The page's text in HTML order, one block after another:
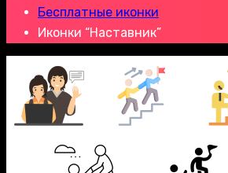
Бесплатные иконки
Иконки “Наставник”